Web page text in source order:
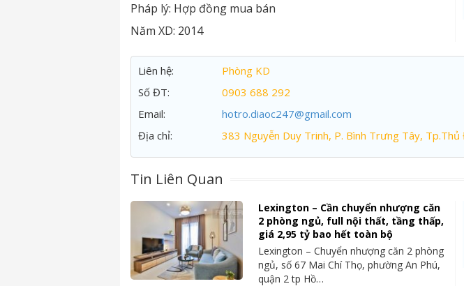
Pháp lý: Hợp đồng mua bán
Năm XD: 2014
Liên hệ:
Phòng KD
Số ĐT:
0903 688 292
Email:
hotro.diaoc247@gmail.com
Địa chỉ:
383 Nguyễn Duy Trinh, P. Bình Trưng Tây,
Tin Liên Quan
Lexington – Cần chuyển nhượng căn
2 phòng ngủ, full nội thất, tầng thấp,
giá 2,95 tỷ bao hết toàn bộ
Lexington – Chuyển nhượng căn 2 phòng
ngủ, số 67 Mai Chí Thọ, phường An Phú,
quận 2 tp Hồ…